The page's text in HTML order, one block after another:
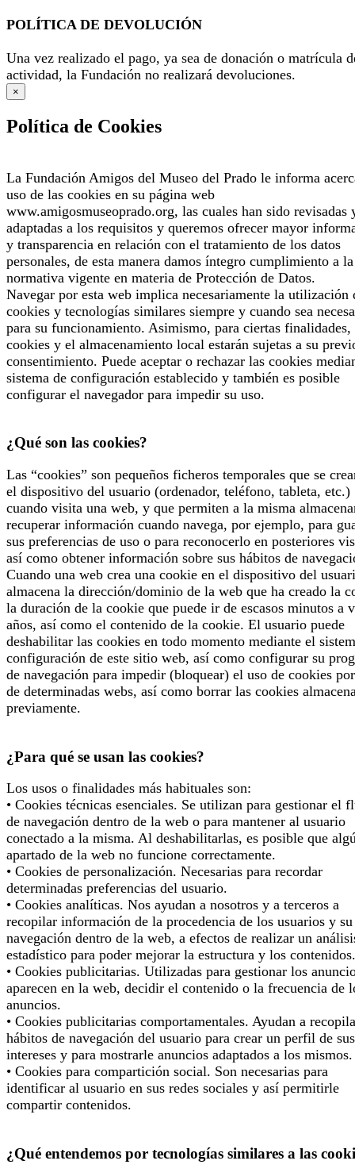
POLÍTICA DE DEVOLUCIÓN
Una vez realizado el pago, ya sea de donación o matrícula
actividad, la Fundación no realizará devoluciones.
×
Política de Cookies
La Fundación Amigos del Museo del Prado le informa
uso de las cookies en su página web
www.amigosmuseoprado.org, las cuales han sido revisadas
adaptadas a los requisitos y queremos ofrecer mayor
y transparencia en relación con el tratamiento de los datos
personales, de esta manera damos íntegro cumplimiento a la
normativa vigente en materia de Protección de Datos.
Navegar por esta web implica necesariamente la utilización
cookies y tecnologías similares siempre y cuando sea
para su funcionamiento. Asimismo, para ciertas finalidades,
cookies y el almacenamiento local estarán sujetas a su
consentimiento. Puede aceptar o rechazar las cookies
sistema de configuración establecido y también es posible
configurar el navegador para impedir su uso.
¿Qué son las cookies?
Las “cookies” son pequeños ficheros temporales que se
el dispositivo del usuario (ordenador, teléfono, tableta, etc.)
cuando visita una web, y que permiten a la misma
recuperar información cuando navega, por ejemplo, para
sus preferencias de uso o para reconocerlo en posteriores
así como obtener información sobre sus hábitos de
Cuando una web crea una cookie en el dispositivo del
almacena la dirección/dominio de la web que ha creado la
la duración de la cookie que puede ir de escasos minutos a
años, así como el contenido de la cookie. El usuario puede
deshabilitar las cookies en todo momento mediante el
configuración de este sitio web, así como configurar su
de navegación para impedir (bloquear) el uso de cookies
de determinadas webs, así como borrar las cookies
previamente.
¿Para qué se usan las cookies?
Los usos o finalidades más habituales son:
• Cookies técnicas esenciales. Se utilizan para gestionar el
de navegación dentro de la web o para mantener al usuario
conectado a la misma. Al deshabilitarlas, es posible que
apartado de la web no funcione correctamente.
• Cookies de personalización. Necesarias para recordar
determinadas preferencias del usuario.
• Cookies analíticas. Nos ayudan a nosotros y a terceros a
recopilar información de la procedencia de los usuarios y su
navegación dentro de la web, a efectos de realizar un
estadístico para poder mejorar la estructura y los contenidos.
• Cookies publicitarias. Utilizadas para gestionar los
aparecen en la web, decidir el contenido o la frecuencia de
anuncios.
• Cookies publicitarias comportamentales. Ayudan a
hábitos de navegación del usuario para crear un perfil de sus
intereses y para mostrarle anuncios adaptados a los mismos.
• Cookies para compartición social. Son necesarias para
identificar al usuario en sus redes sociales y así permitirle
compartir contenidos.
¿Qué entendemos por tecnologías similares a las